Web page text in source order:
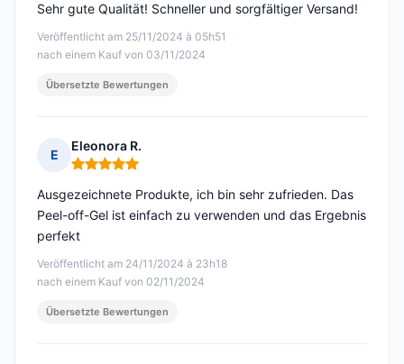
Veröffentlicht am 25/11/2024 à 05h51
nach einem Kauf von 03/11/2024
Sehr gute Qualität! Schneller und sorgfältiger Versand!
Übersetzte Bewertungen
E
Eleonora R.
Hinweis: 5 von 5
Veröffentlicht am 24/11/2024 à 23h18
nach einem Kauf von 02/11/2024
Ausgezeichnete Produkte, ich bin sehr zufrieden. Das
Peel-off-Gel ist einfach zu verwenden und das Ergebnis
perfekt
Übersetzte Bewertungen